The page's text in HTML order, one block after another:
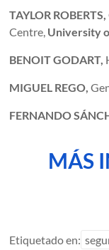
TAYLOR ROBERTS,
Centre, University
BENOIT GODART,
MIGUEL REGO,
FERNANDO
MÁS
Etiquetado en: